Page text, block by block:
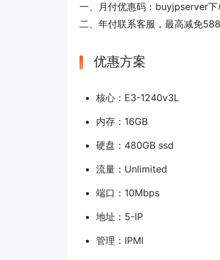
一、月付优惠码： buyjpserver下
二、年付联系客服，最高减免
优惠方案
核心：E3-1240v3L
内存：16GB
硬盘：480GB ssd
流量：Unlimited
端口：10Mbps
地址：5-IP
管理：IPMI